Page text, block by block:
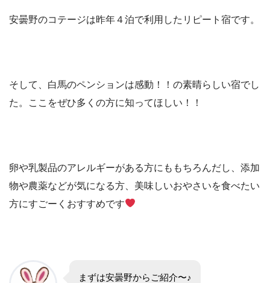
安曇野のコテージは昨年４泊で利用したリピート宿です。
そして、白馬のペンションは感動！！の素晴らしい宿でし
た。ここをぜひ多くの方に知ってほしい！！
卵や乳製品のアレルギーがある方にももちろんだし、添加
物や農薬などが気になる方、美味しいおやさいを食べたい
方にすごーくおすすめです
まずは安曇野からご紹介〜♪